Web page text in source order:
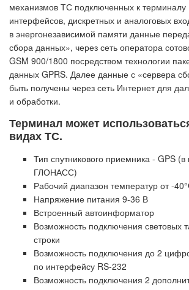
механизмов ТС подключенных к
интерфейсов, дискретных и аналоговых
в энергонезависимой памяти данные
сбора данных», через сеть оператора
GSM 900/1800 посредством технологии
данных GPRS. Далее данные с «сервера
быть получены через сеть Интернет для
и обработки.
Терминал может
видах ТС.
Тип спутникового приемника - GPS (в
ГЛОНАСС)
Рабочий диапазон температур от -
Напряжение питания 9-36 В
Встроенный автоинформатор
Возможность подключения световых
строки
Возможность подключения до 2
по интерфейсу RS-232
Возможность подключения 2